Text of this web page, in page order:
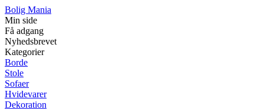
Bolig Mania
Min side
Få adgang
Nyhedsbrevet
Kategorier
Borde
Stole
Sofaer
Hvidevarer
Dekoration